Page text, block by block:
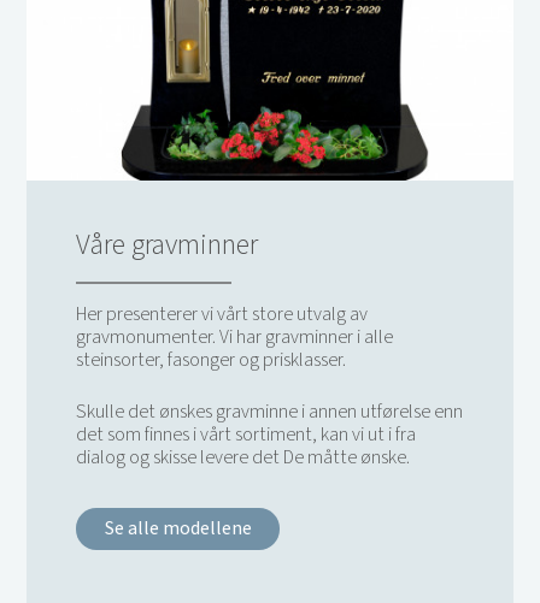
Våre gravminner
Her presenterer vi vårt store utvalg av
gravmonumenter. Vi har gravminner i alle
steinsorter, fasonger og prisklasser.
Skulle det ønskes gravminne i annen utførelse enn
det som finnes i vårt sortiment, kan vi ut i fra
dialog og skisse levere det De måtte ønske.
Se alle modellene